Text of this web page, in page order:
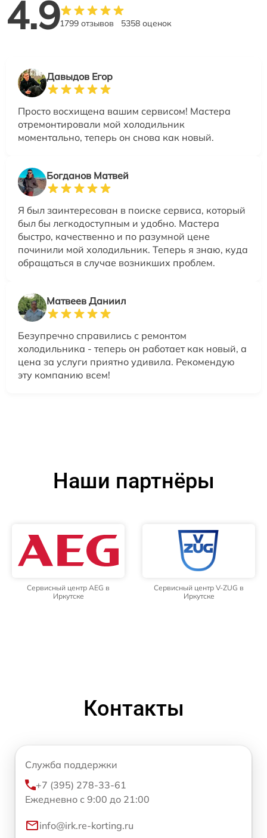
4.91799 отзывов 5358 оценок
Давыдов Егор
Просто восхищена вашим сервисом! Мастера
отремонтировали мой холодильник
моментально, теперь он снова как новый.
Богданов Матвей
Я был заинтересован в поиске сервиса, который
был бы легкодоступным и удобно. Мастера
быстро, качественно и по разумной цене
починили мой холодильник. Теперь я знаю, куда
обращаться в случае возникших проблем.
Матвеев Даниил
Безупречно справились с ремонтом
холодильника - теперь он работает как новый, а
цена за услуги приятно удивила. Рекомендую
эту компанию всем!
Наши партнёры
Сервисный центр AEG в
Иркутске
Сервисный центр V-ZUG в
Иркутске
Контакты
Служба поддержки
+7 (395) 278-33-61
Ежедневно с 9:00 до 21:00
info@irk.re-korting.ru